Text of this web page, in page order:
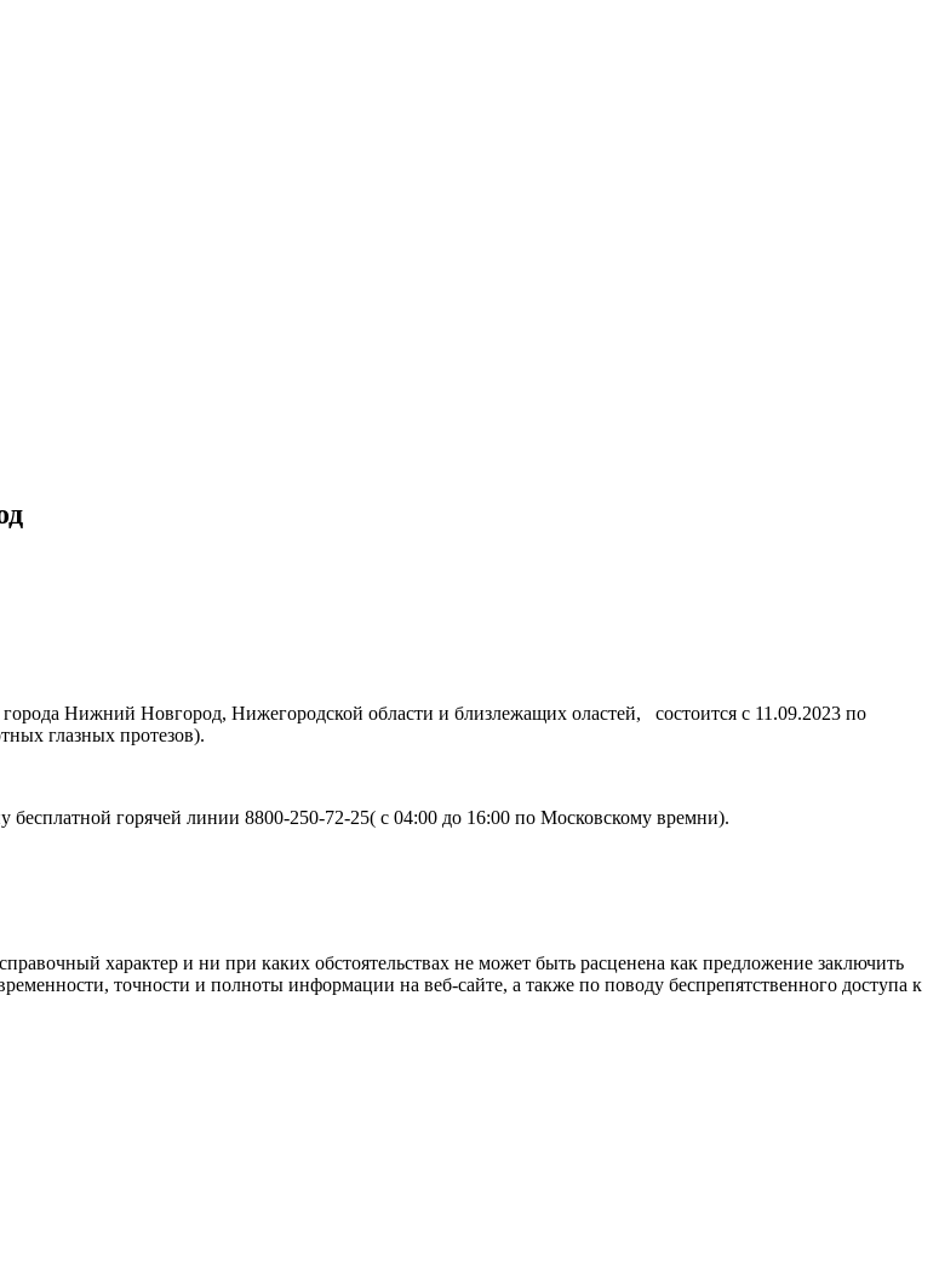
Нижний Новгород, Нижегородской области и близлежащих оластей, состоится с 11.09.2023 по
глазных протезов).
горячей линии 8800-250-72-25( с 04:00 до 16:00 по Московскому времни).
характер и ни при каких обстоятельствах не может быть расценена как предложение заключить
точности и полноты информации на веб-сайте, а также по поводу беспрепятственного доступа к